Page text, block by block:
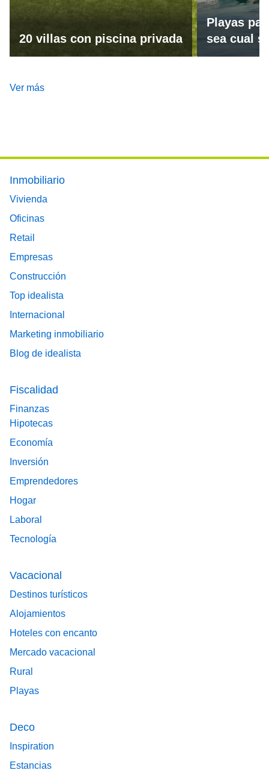
20 villas con piscina privada
Playas
sea cual
Ver más
Footer main menu
Inmobiliario
Vivienda
Oficinas
Retail
Empresas
Construcción
Top idealista
Internacional
Marketing inmobiliario
Blog de idealista
Fiscalidad
Finanzas
Hipotecas
Economía
Inversión
Emprendedores
Hogar
Laboral
Tecnología
Vacacional
Destinos turísticos
Alojamientos
Hoteles con encanto
Mercado vacacional
Rural
Playas
Deco
Inspiration
Estancias